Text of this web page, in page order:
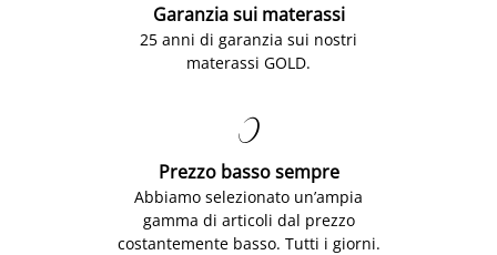
Garanzia sui materassi
25 anni di garanzia sui nostri
materassi GOLD.

Prezzo basso sempre
Abbiamo selezionato un’ampia
gamma di articoli dal prezzo
costantemente basso. Tutti i giorni.